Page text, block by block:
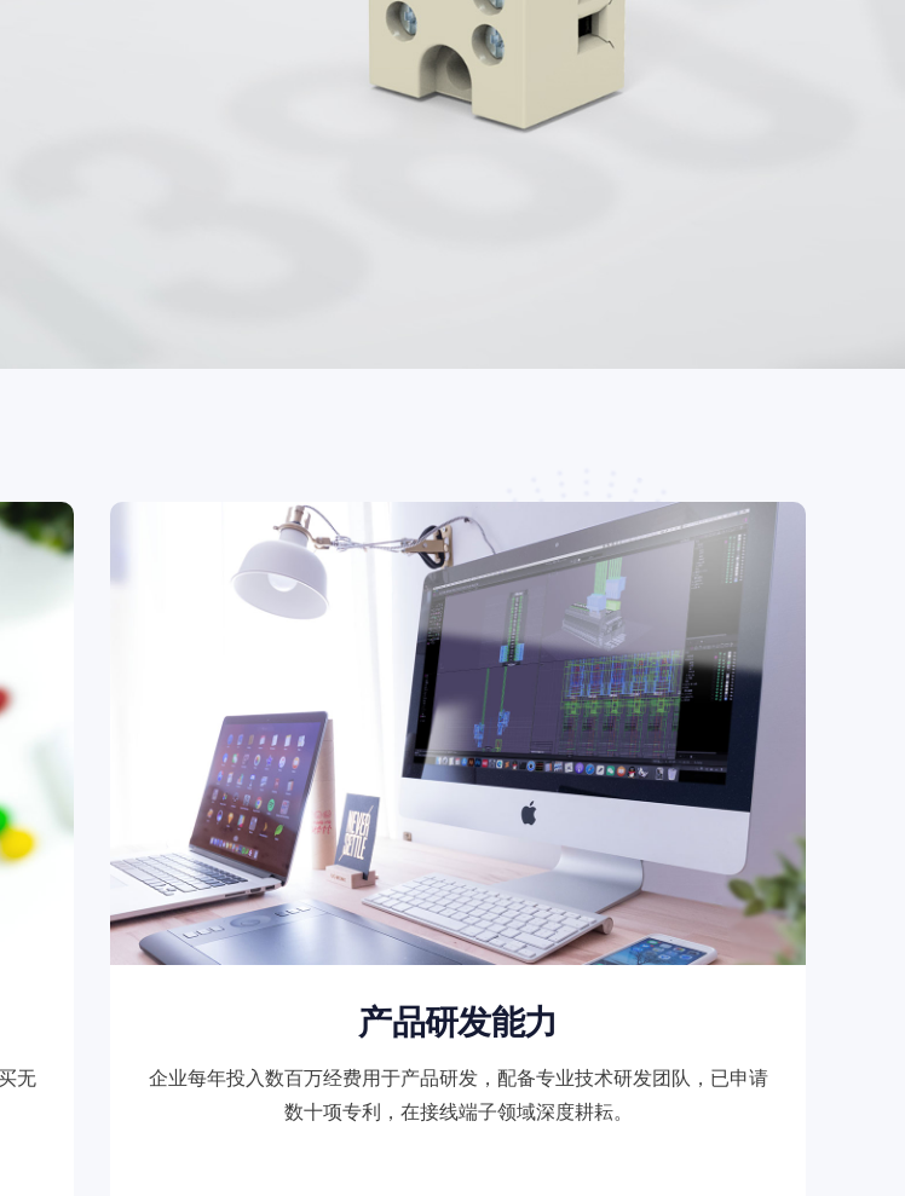
无
产品研发能力
企业每年投入数百万经费用于产品研发，配备专业技术研发团队，已申请
数十项专利，在接线端子领域深度耕耘。